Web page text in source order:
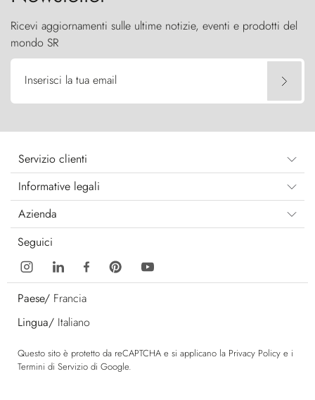
Ricevi aggiornamenti sulle ultime notizie, eventi e prodotti del
mondo SR
Inserisci la tua email
Servizio clienti
Informative legali
Azienda
Seguici
Paese/ Francia
Lingua/ Italiano
Questo sito è protetto da reCAPTCHA e si applicano la Privacy Policy e i
Termini di Servizio di Google.